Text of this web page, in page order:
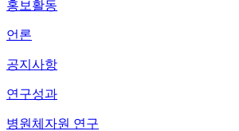
홍보활동
언론
공지사항
연구성과
병원체자원 연구